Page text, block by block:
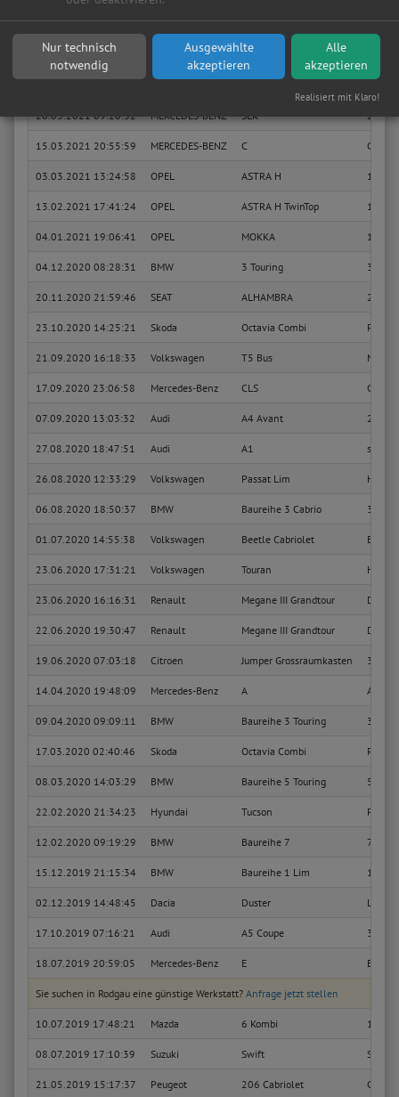
25.04.2021 20:02:08 PEUGEOT 107 1.0
Sie suchen in Rodgau eine günstige Werkstatt?Anfrage jetzt stellen
20.03.2021 09:20:32 MERCEDES-BENZ SLK 250
15.03.2021 20:55:59 MERCEDES-BENZ C C 200
03.03.2021 13:24:58 OPEL ASTRA H 1.6
13.02.2021 17:41:24 OPEL ASTRA H TwinTop 1.8
04.01.2021 19:06:41 OPEL MOKKA 1.4
04.12.2020 08:28:31 BMW 3 Touring 318 i
20.11.2020 21:59:46 SEAT ALHAMBRA 2.0
23.10.2020 14:25:21 Skoda Octavia Combi RS
21.09.2020 16:18:33 Volkswagen T5 Bus
17.09.2020 23:06:58 Mercedes-Benz CLS CLS
07.09.2020 13:03:32 Audi A4 Avant 2.5
27.08.2020 18:47:51 Audi A1 sport
26.08.2020 12:33:29 Volkswagen Passat Lim
06.08.2020 18:50:37 BMW Baureihe 3 Cabrio 320i
01.07.2020 14:55:38 Volkswagen Beetle Cabriolet Basis
23.06.2020 17:31:21 Volkswagen Touran
23.06.2020 16:16:31 Renault Megane III Grandtour
22.06.2020 19:30:47 Renault Megane III Grandtour
19.06.2020 07:03:18 Citroen Jumper Grossraumkasten 33
14.04.2020 19:48:09 Mercedes-Benz A A 160
09.04.2020 09:09:11 BMW Baureihe 3 Touring 330d
17.03.2020 02:40:46 Skoda Octavia Combi RS
08.03.2020 14:03:29 BMW Baureihe 5 Touring 520d
22.02.2020 21:34:23 Hyundai Tucson
12.02.2020 09:19:29 BMW Baureihe 7 735i
15.12.2019 21:15:34 BMW Baureihe 1 Lim 120d
02.12.2019 14:48:45 Dacia Duster
17.10.2019 07:16:21 Audi A5 Coupe 3.0
18.07.2019 20:59:05 Mercedes-Benz E E 320
Sie suchen in Rodgau eine günstige Werkstatt? Anfrage jetzt stellen
10.07.2019 17:48:21 Mazda 6 Kombi 1.8
08.07.2019 17:10:39 Suzuki Swift Sport
21.05.2019 15:17:37 Peugeot 206 Cabriolet CC
Nur technisch
notwendig
Ausgewählte
akzeptieren
Alle
akzeptieren
Realisiert mit Klaro!